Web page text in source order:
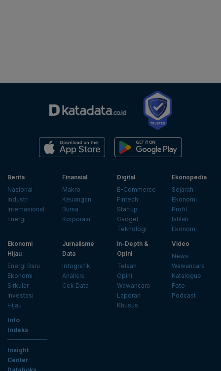
Berita
Nasional
Industri
Internasional
Energi
Finansial
Makro
Keuangan
Bursa
Korporasi
Digital
E-Commerce
Fintech
Startup
Gadget
Teknologi
Ekonopedia
Sejarah
Ekonomi
Profil
Istilah
Ekonomi
Ekonomi
Hijau
Energi Baru
Ekonomi
Sirkular
Investasi
Hijau
Jurnalisme
Data
Infografik
Analisis
Cek Data
In-Depth &
Opini
Telaah
Opini
Wawancara
Laporan
Khusus
Video
News
Wawancara
Katalogue
Foto
Podcast
Info
Indeks
Insight
Center